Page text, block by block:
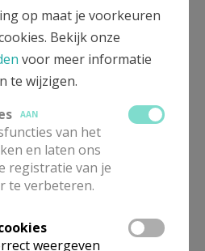
op maat je voorkeuren
Bekijk onze
voor meer informatie
te wijzigen.
AAN
van het
en laten ons
registratie van je
te verbeteren.
weergeven